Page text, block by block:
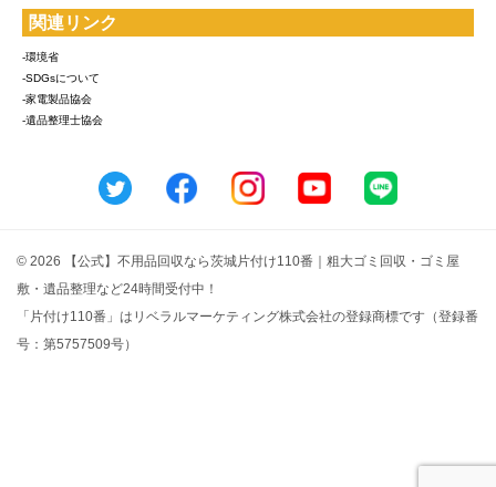
関連リンク
-環境省
-SDGsについて
-家電製品協会
-遺品整理士協会
© 2026 【公式】不用品回収なら茨城片付け110番｜粗大ゴミ回収・ゴミ屋
敷・遺品整理など24時間受付中！
「片付け110番」はリベラルマーケティング株式会社の登録商標です（登録番
号：第5757509号）